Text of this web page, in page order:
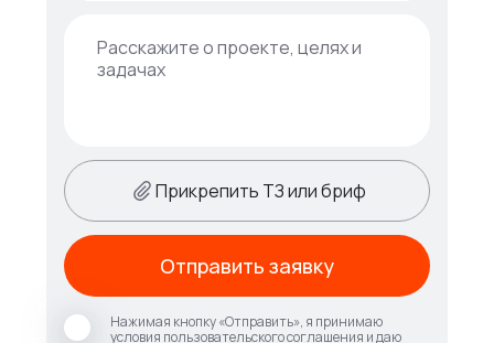
Прикрепить ТЗ или бриф
Нажимая кнопку «Отправить», я принимаю
условия пользовательского соглашения и даю
Отправить заявку